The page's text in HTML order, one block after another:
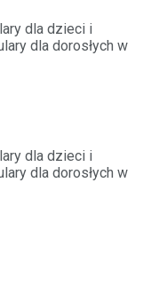
dla dzieci i
dla dorosłych w
dla dzieci i
dla dorosłych w